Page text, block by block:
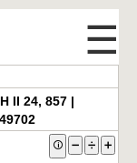
☰
II 24, 857 |